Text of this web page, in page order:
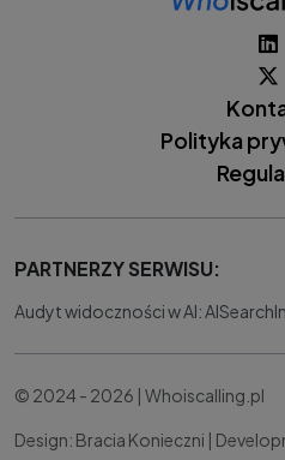
Polityka
PARTNERZY SERWISU:
Audyt widoczności w AI:
© 2024 - 2026 | Whoiscalling.pl
Design: Bracia Konieczni |